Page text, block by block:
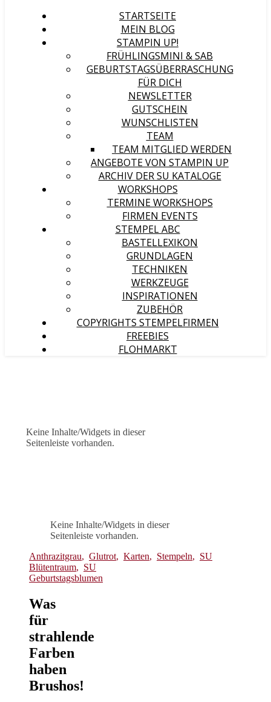
STARTSEITE
MEIN BLOG
STAMPIN UP!
FRÜHLINGSMINI & SAB
GEBURTSTAGSÜBERRASCHUNG
FÜR DICH
NEWSLETTER
GUTSCHEIN
WUNSCHLISTEN
TEAM
TEAM MITGLIED WERDEN
ANGEBOTE VON STAMPIN UP
ARCHIV DER SU KATALOGE
WORKSHOPS
TERMINE WORKSHOPS
FIRMEN EVENTS
STEMPEL ABC
BASTELLEXIKON
GRUNDLAGEN
TECHNIKEN
WERKZEUGE
INSPIRATIONEN
ZUBEHÖR
COPYRIGHTS STEMPELFIRMEN
FREEBIES
FLOHMARKT
Keine Inhalte/Widgets in dieser
Seitenleiste vorhanden.
Keine Inhalte/Widgets in dieser
Seitenleiste vorhanden.
Anthrazitgrau, Glutrot, Karten, Stempeln, SU
Blütentraum, SU
Geburtstagsblumen
Was
für
strahlende
Farben
haben
Brushos!